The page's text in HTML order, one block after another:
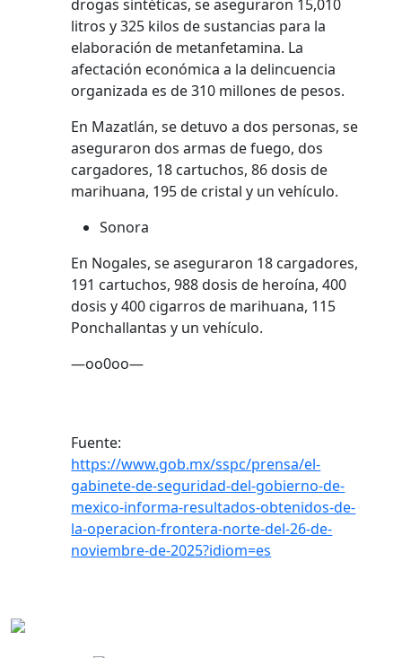
drogas sintéticas, se aseguraron 15,010
litros y 325 kilos de sustancias para la
elaboración de metanfetamina. La
afectación económica a la delincuencia
organizada es de 310 millones de pesos.
En Mazatlán, se detuvo a dos personas, se
aseguraron dos armas de fuego, dos
cargadores, 18 cartuchos, 86 dosis de
marihuana, 195 de cristal y un vehículo.
Sonora
En Nogales, se aseguraron 18 cargadores,
191 cartuchos, 988 dosis de heroína, 400
dosis y 400 cigarros de marihuana, 115
Ponchallantas y un vehículo.
—oo0oo—
Fuente:
https://www.gob.mx/sspc/prensa/el-
gabinete-de-seguridad-del-gobierno-de-
mexico-informa-resultados-obtenidos-de-
la-operacion-frontera-norte-del-26-de-
noviembre-de-2025?idiom=es